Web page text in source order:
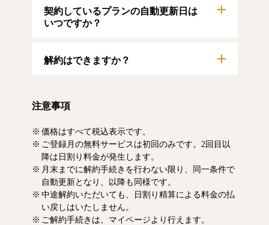
す。
【クレジットカード】
契約しているプランの自動更新日は
いつですか？
ンのご利用期間は、マイページにてご確認い
解約はできますか？
事をお読みいただけます。なお、日割り清算
注意事項
価格はすべて税込表示です。
ご登録月の無料サービスは初回のみです。2回目以
降は日割り料金が発生します。
月末までに解約手続きを行わない限り、同一条件で
自動更新となり、以降も同様です。
中途解約いただいても、日割り精算による料金の払
い戻しはいたしません。
ご解約手続きは、マイページより行えます。